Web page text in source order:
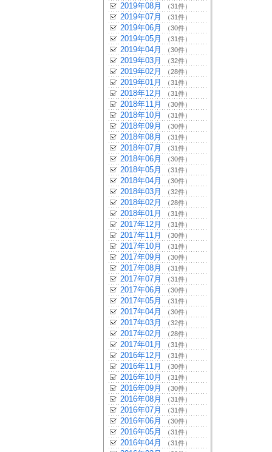
2019年08月 （31件）
2019年07月 （31件）
2019年06月 （30件）
2019年05月 （31件）
2019年04月 （30件）
2019年03月 （32件）
2019年02月 （28件）
2019年01月 （31件）
2018年12月 （31件）
2018年11月 （30件）
2018年10月 （31件）
2018年09月 （30件）
2018年08月 （31件）
2018年07月 （31件）
2018年06月 （30件）
2018年05月 （31件）
2018年04月 （30件）
2018年03月 （32件）
2018年02月 （28件）
2018年01月 （31件）
2017年12月 （31件）
2017年11月 （30件）
2017年10月 （31件）
2017年09月 （30件）
2017年08月 （31件）
2017年07月 （31件）
2017年06月 （30件）
2017年05月 （31件）
2017年04月 （30件）
2017年03月 （32件）
2017年02月 （28件）
2017年01月 （31件）
2016年12月 （31件）
2016年11月 （30件）
2016年10月 （31件）
2016年09月 （30件）
2016年08月 （31件）
2016年07月 （31件）
2016年06月 （30件）
2016年05月 （31件）
2016年04月 （31件）